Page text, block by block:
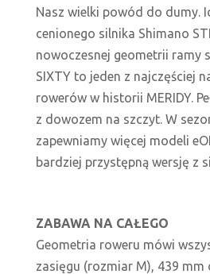
Nasz wielki powód do dumy.
cenionego silnika Shimano
nowoczesnej geometrii ramy
SIXTY to jeden z najczęściej
rowerów w historii MERIDY.
z dowozem na szczyt. W
zapewniamy więcej modeli
bardziej przystępną wersję z
ZABAWA NA CAŁEGO
Geometria roweru mówi
zasięgu (rozmiar M), 439 mm